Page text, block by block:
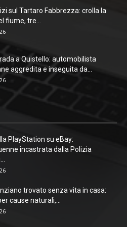
sul Tartaro Fabbrezza: crolla la
fiume, tre...
a Quistello: automobilista
aggredita e inseguita da...
PlayStation su eBay:
incastrata dalla Polizia
trovato senza vita in casa:
cause naturali,...